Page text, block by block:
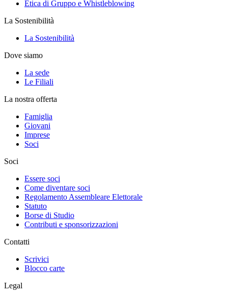
Etica di Gruppo e Whistleblowing
La Sostenibilità
La Sostenibilità
Dove siamo
La sede
Le Filiali
La nostra offerta
Famiglia
Giovani
Imprese
Soci
Soci
Essere soci
Come diventare soci
Regolamento Assembleare Elettorale
Statuto
Borse di Studio
Contributi e sponsorizzazioni
Contatti
Scrivici
Blocco carte
Legal